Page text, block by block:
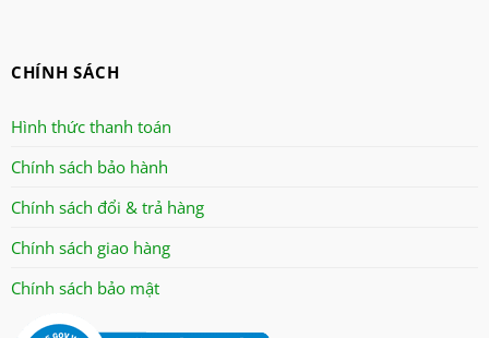
oulai
Panasonic
robot
senko
sharp
CHÍNH SÁCH
Hình thức thanh toán
Chính sách bảo hành
Chính sách đổi & trả hàng
Chính sách giao hàng
Chính sách bảo mật